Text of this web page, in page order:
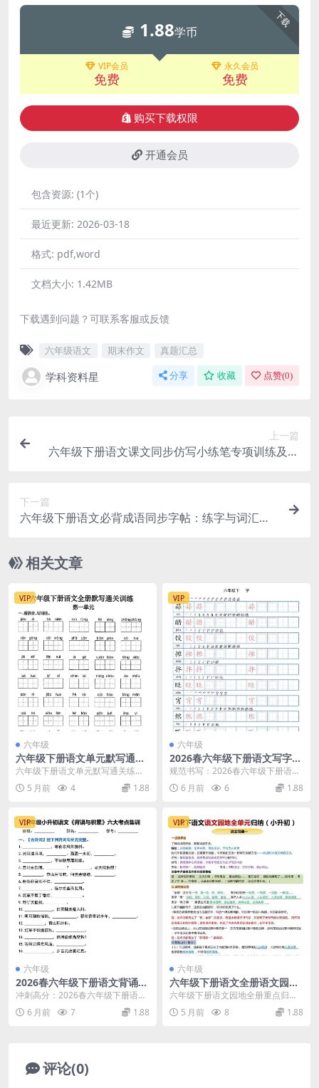
下载
1.88学币
VIP会员
免费
永久会员
免费
购买下载权限
开通会员
包含资源: (1个)
最近更新: 2026-03-18
格式: pdf,word
文档大小: 1.42MB
下载遇到问题？可联系客服或反馈
六年级语文 期末作文 真题汇总
学科资料星 分享 收藏 点赞(0)
上一篇
六年级下册语文课文同步仿写小练笔专项训练及写
下一篇
六年级下册语文必背成语同步字帖：练字与词汇积
相关文章
VIP
六年级
六年级下册语文单元默写通关
练习及核心字词听写表（电子
六年级下册语文单元默写通关练习
详情 在六年级下册语文的复习备考
中，基础字词的掌握...
5 月前 4 1.88
VIP
六年级
2026春六年级下册语文写字帖
同步全册120字生字练字专项
规范书写：2026春六年级下册语文
写字帖120字生字深度解析 大家
好，我是学科星...
6 月前 6 1.88
VIP
六年级
2026春六年级下册语文背诵与
积累六大考点集训同步专项复
冲刺高分：2026春六年级下册语文
背诵与积累六大考点集训深度解析
大家好，我是学...
6 月前 7 1.88
VIP
六年级
六年级下册语文全册语文园地
重点归纳及小升初专项复习资
六年级下册语文园地全册重点归纳
内容详情 在小学毕业班的复习阶
段，六年级下册语文园...
5 月前 8 1.88
评论(0)